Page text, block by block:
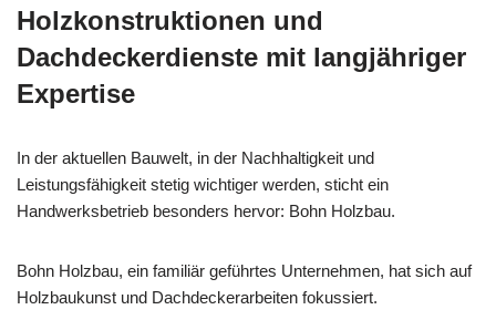
Holzkonstruktionen und
Dachdeckerdienste mit langjähriger
Expertise
In der aktuellen Bauwelt, in der Nachhaltigkeit und
Leistungsfähigkeit stetig wichtiger werden, sticht ein
Handwerksbetrieb besonders hervor: Bohn Holzbau.
Bohn Holzbau, ein familiär geführtes Unternehmen, hat sich auf
Holzbaukunst und Dachdeckerarbeiten fokussiert.